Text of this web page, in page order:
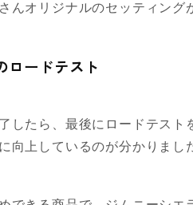
んオリジナルのセッティング
ロードテスト
したら、最後にロードテス
向上しているのが分かりまし